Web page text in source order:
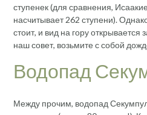
ступенек (для сравнения,
насчитывает 262 ступени).
стоит, и вид на гору
наш совет, возьмите с собой
Водопад
Между прочим, водопад